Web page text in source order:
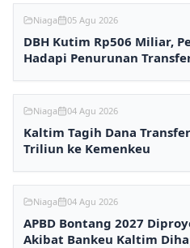
Niaga 05 Agu 2026
DBH Kutim Rp506 Miliar,
Hadapi Penurunan
Niaga 04 Agu 2026
Kaltim Tagih Dana
Triliun ke Kemenkeu
Niaga 04 Agu 2026
APBD Bontang 2027
Akibat Bankeu Kaltim